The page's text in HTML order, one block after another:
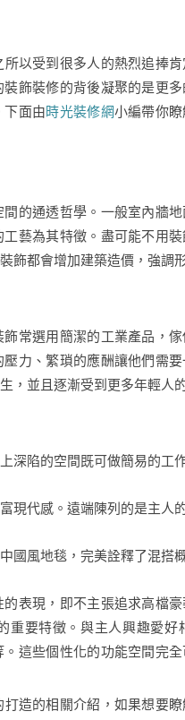
所以受到很多人的熱烈追捧
飾裝修的背後凝聚的是更多
下面由時光裝修網小編帶你
的通透哲學。一般室內牆
藝為其特徵。盡可能不用
飾都會增加建築造價，強調
常選用簡潔的工業產品，
力、繁瑣的應酬讓他們需
，並且逐漸受到更多年輕人
深陷的空間既可做簡易的工
現代感。遠端陳列的是主人
國風地毯，完美詮釋了混搭
表現，即不主張追求高檔
重要特徵。與主人興趣愛好
這些個性化的功能空間完
造的相關介紹，如果想要